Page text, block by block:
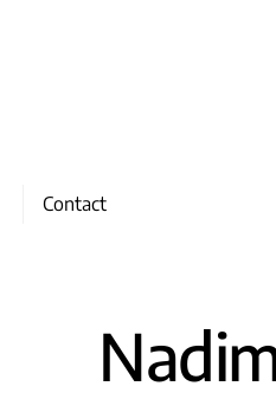
Contact